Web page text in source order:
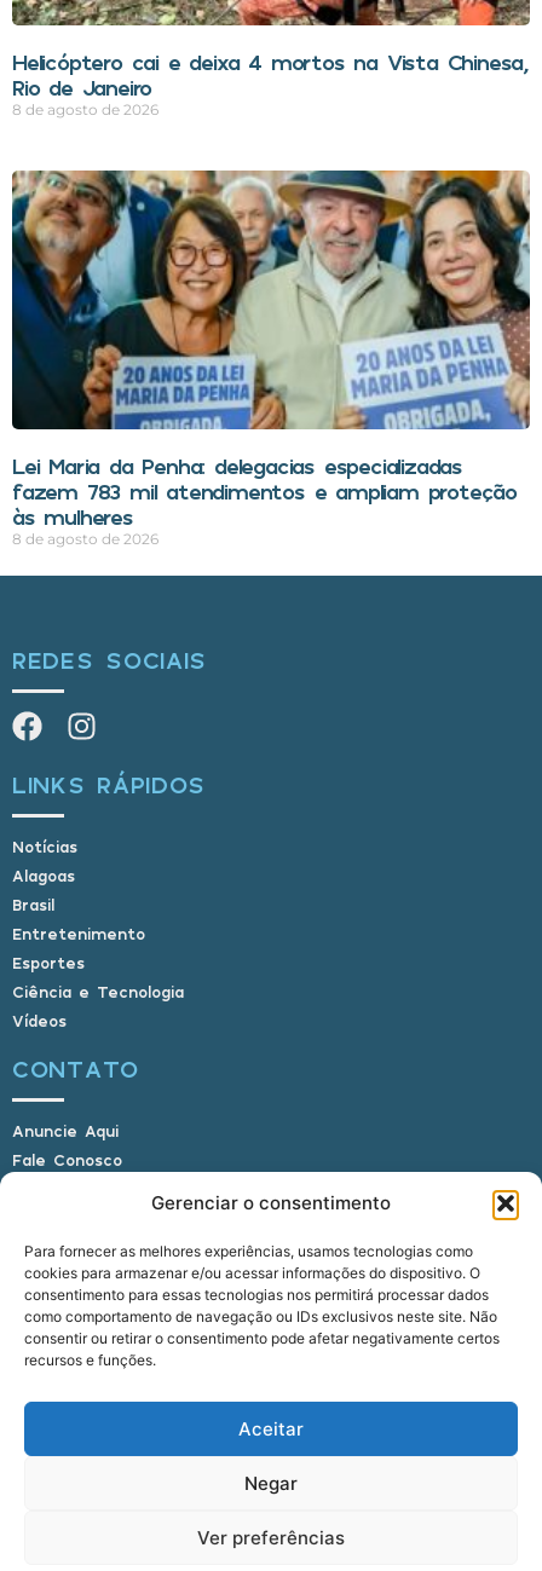
Gerenciar o consentimento
Para fornecer as melhores experiências, usamos tecnologias como
cookies para armazenar e/ou acessar informações do dispositivo. O
consentimento para essas tecnologias nos permitirá processar dados
como comportamento de navegação ou IDs exclusivos neste site. Não
consentir ou retirar o consentimento pode afetar negativamente certos
recursos e funções.
Aceitar
Negar
Ver preferências
Helicóptero cai e deixa 4 mortos na Vista Chinesa,
Rio de Janeiro
8 de agosto de 2026
Lei Maria da Penha: delegacias especializadas
fazem 783 mil atendimentos e ampliam proteção
às mulheres
8 de agosto de 2026
REDES SOCIAIS
LINKS RÁPIDOS
Notícias
Alagoas
Brasil
Entretenimento
Esportes
Ciência e Tecnologia
Vídeos
CONTATO
Anuncie Aqui
Fale Conosco
E-mail: alagoasbrasilnoticias@gmail.com
Telefone: (82) 9 9691-0391 (Whatsapp)
Responsável Técnico: Crysthyan Carlos
Rua do Sau - Centro - Anadia - AL - CEP:
© 2022 - 2026 Alagoas Brasil Notícias. Todos os
direitos reservados.
fiveagência